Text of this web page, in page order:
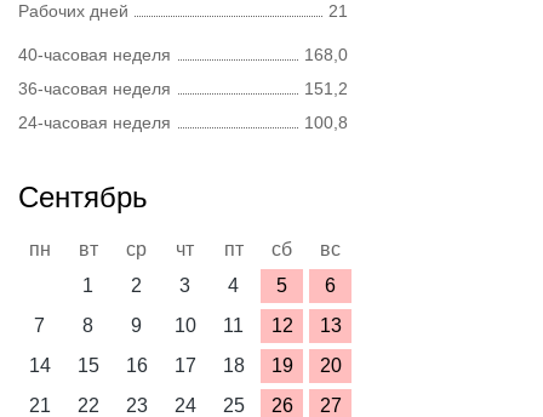
Рабочих дней
21
40-часовая неделя
168,0
36-часовая неделя
151,2
24-часовая неделя
100,8
Сентябрь
пн вт ср чт пт сб
вс
1
2 3 4 5
6
7
8 9 10 11 12
13
14
15 16 17 18 19
20
21
22 23 24 25 26
27